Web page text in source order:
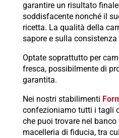
garantire un risultato
soddisfacente nonché il
ricetta. La qualità della
sapore e sulla
Optate soprattutto per
fresca, possibilmente di
garantita.
Nei nostri stabilimenti
confezioniamo tutti i tagli
che puoi trovare nel
macelleria di fiducia, tra